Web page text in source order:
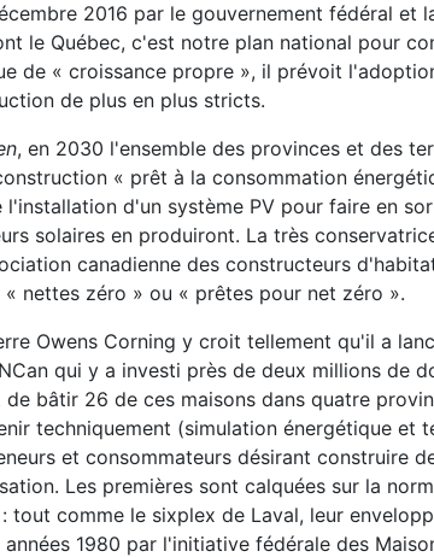
2016 par le gouvernement fédéral et
le Québec, c'est notre plan national pour
de « croissance propre », il prévoit
de plus en plus stricts.
, en 2030 l'ensemble des provinces et des
« prêt à la consommation
l'installation d'un système PV pour faire en
solaires en produiront. La très
canadienne des constructeurs
« nettes zéro » ou « prêtes pour net zéro ».
Owens Corning y croit tellement qu'il a
qui y a investi près de deux millions de
bâtir 26 de ces maisons dans quatre
techniquement (simulation énergétique et
et consommateurs désirant construire
Les premières sont calquées sur la
tout comme le sixplex de Laval, leur
1980 par l'initiative fédérale des